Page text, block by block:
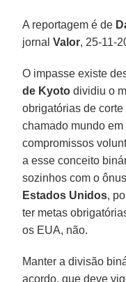
A reportagem é de
jornalValor, 25-11-
O impasse existe
de Kyoto dividiu o
obrigatórias de
chamado mundo
compromissos
a esse conceito
sozinhos com o
Estados Unidos,
ter metas
os EUA, não.
Manter a divisão
acordo, que deve